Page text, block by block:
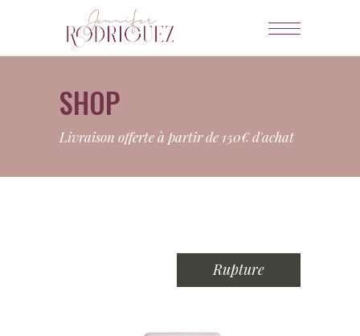
SHOP
Livraison offerte à partir de 150€ d'achat
Rupture